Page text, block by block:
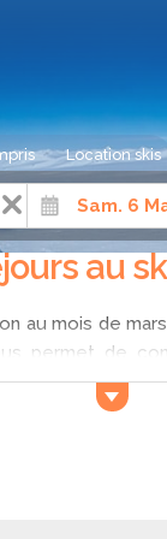
Location skis
Valmorel
au
au mois de
permet de
parmi la